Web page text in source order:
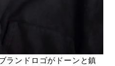
ランドロゴがドーンと鎮